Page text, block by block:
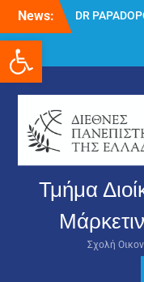
Ανοίξτε τη
content
News:
DR
Δρ
Νικόλαος
ενστάσεων
χορήγηση
2026.
Τμήμα
Σχολή